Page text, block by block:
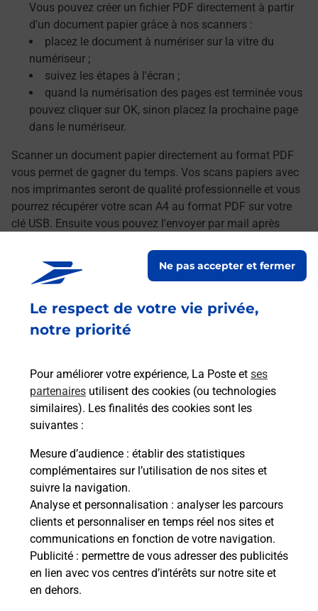
Le respect de votre vie privée,
notre priorité
Pour améliorer votre expérience, La Poste et ses
partenaires utilisent des cookies (ou technologies
similaires). Les finalités des cookies sont les
suivantes :
Mesure d’audience : établir des statistiques
complémentaires sur l’utilisation de nos sites et
suivre la navigation.
Analyse et personnalisation : analyser les parcours
clients et personnaliser en temps réel nos sites et
communications en fonction de votre navigation.
Publicité : permettre de vous adresser des publicités
en lien avec vos centres d’intérêts sur notre site et
en dehors.
Ne pas accepter et fermer
Vous pouvez créer un fichier PDF directement à partir
d'un document papier grâce à nos scanners :
placez le document à numériser sur la vitre du
numériseur ;
suivez les étapes à l'écran ;
quand la numérisation des pages est terminée vous
pouvez cliquer sur OK, sinon placez la prochaine page
dans le numériseur.
Scanner un document papier directement au format PDF
vous permet de gagner du temps. Vos scans papiers avec
nos imprimantes seront de qualité professionnelle et vous
pourrez récupérer votre scan A4 au format PDF sur votre
clé USB. Ensuite vous pouvez l'envoyer par mail après
Le lien s'ouvre dans un nouvel onglet
Services
En savoir plus
Envoyer un colis